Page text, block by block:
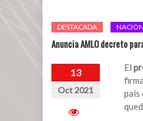
DESTACADA
Anuncia AMLO decreto
13
Oct 2021
El
país